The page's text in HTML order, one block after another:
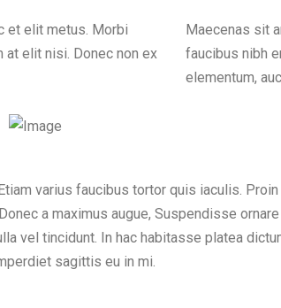
et elit metus. Morbi
at elit nisi. Donec non ex
Maecenas sit
faucibus nibh
elementum,
varius faucibus tortor quis iaculis.
a maximus augue, Suspendisse
vel tincidunt. In hac habitasse platea
sagittis eu in mi.